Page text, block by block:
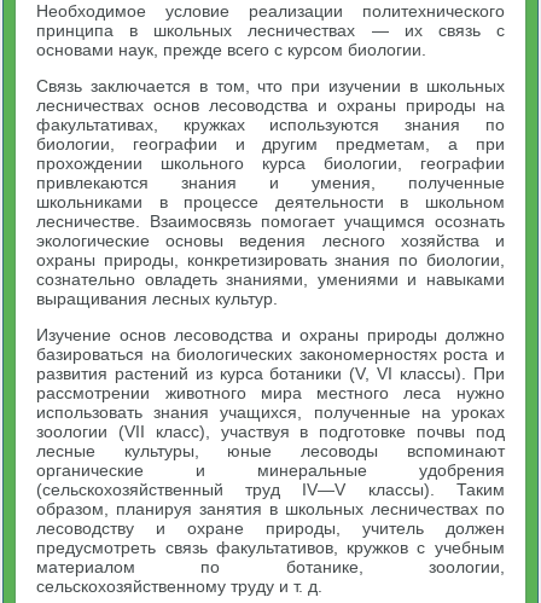
Необходимое условие реализации политехнического
принципа в школьных лесничествах — их связь с
основами наук, прежде всего с курсом биологии.
Связь заключается в том, что при изучении в школьных
лесничествах основ лесоводства и охраны природы на
факультативах, кружках используются знания по
биологии, географии и другим предметам, а при
прохождении школьного курса биологии, географии
привлекаются знания и умения, полученные
школьниками в процессе деятельности в школьном
лесничестве. Взаимосвязь помогает учащимся осознать
экологические основы ведения лесного хозяйства и
охраны природы, конкретизировать знания по биологии,
сознательно овладеть знаниями, умениями и навыками
выращивания лесных культур.
Изучение основ лесоводства и охраны природы должно
базироваться на биологических закономерностях роста и
развития растений из курса ботаники (V, VI классы). При
рассмотрении животного мира местного леса нужно
использовать знания учащихся, полученные на уроках
зоологии (VII класс), участвуя в подготовке почвы под
лесные культуры, юные лесоводы вспоминают
органические и минеральные удобрения
(сельскохозяйственный труд IV—V классы). Таким
образом, планируя занятия в школьных лесничествах по
лесоводству и охране природы, учитель должен
предусмотреть связь факультативов, кружков с учебным
материалом по ботанике, зоологии,
сельскохозяйственному труду и т. д.